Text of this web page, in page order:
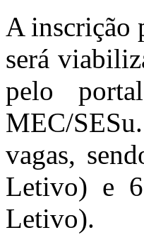
A inscrição
será
pelo
MEC/
vagas,
Letivo) e
Letivo).